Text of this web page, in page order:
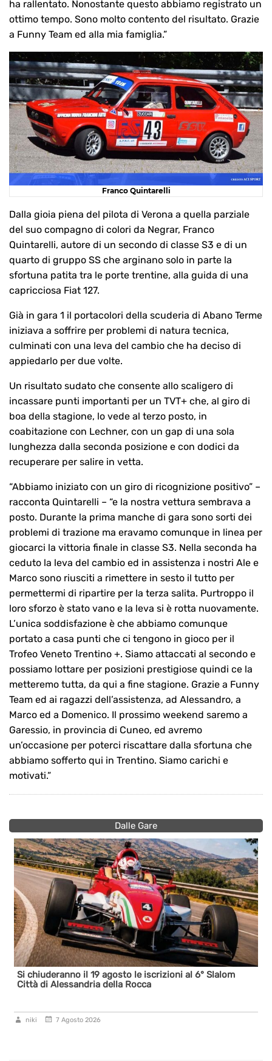
ha rallentato. Nonostante questo abbiamo registrato un
ottimo tempo. Sono molto contento del risultato. Grazie
a Funny Team ed alla mia famiglia.”
Franco Quintarelli
Dalla gioia piena del pilota di Verona a quella parziale
del suo compagno di colori da Negrar, Franco
Quintarelli, autore di un secondo di classe S3 e di un
quarto di gruppo SS che arginano solo in parte la
sfortuna patita tra le porte trentine, alla guida di una
capricciosa Fiat 127.
Già in gara 1 il portacolori della scuderia di Abano Terme
iniziava a soffrire per problemi di natura tecnica,
culminati con una leva del cambio che ha deciso di
appiedarlo per due volte.
Un risultato sudato che consente allo scaligero di
incassare punti importanti per un TVT+ che, al giro di
boa della stagione, lo vede al terzo posto, in
coabitazione con Lechner, con un gap di una sola
lunghezza dalla seconda posizione e con dodici da
recuperare per salire in vetta.
“Abbiamo iniziato con un giro di ricognizione positivo” –
racconta Quintarelli – “e la nostra vettura sembrava a
posto. Durante la prima manche di gara sono sorti dei
problemi di trazione ma eravamo comunque in linea per
giocarci la vittoria finale in classe S3. Nella seconda ha
ceduto la leva del cambio ed in assistenza i nostri Ale e
Marco sono riusciti a rimettere in sesto il tutto per
permettermi di ripartire per la terza salita. Purtroppo il
loro sforzo è stato vano e la leva si è rotta nuovamente.
L’unica soddisfazione è che abbiamo comunque
portato a casa punti che ci tengono in gioco per il
Trofeo Veneto Trentino +. Siamo attaccati al secondo e
possiamo lottare per posizioni prestigiose quindi ce la
metteremo tutta, da qui a fine stagione. Grazie a Funny
Team ed ai ragazzi dell’assistenza, ad Alessandro, a
Marco ed a Domenico. Il prossimo weekend saremo a
Garessio, in provincia di Cuneo, ed avremo
un’occasione per poterci riscattare dalla sfortuna che
abbiamo sofferto qui in Trentino. Siamo carichi e
motivati.”
Dalle Gare
Si chiuderanno il 19 agosto le iscrizioni al 6° Slalom
Città di Alessandria della Rocca
niki 7 Agosto 2026